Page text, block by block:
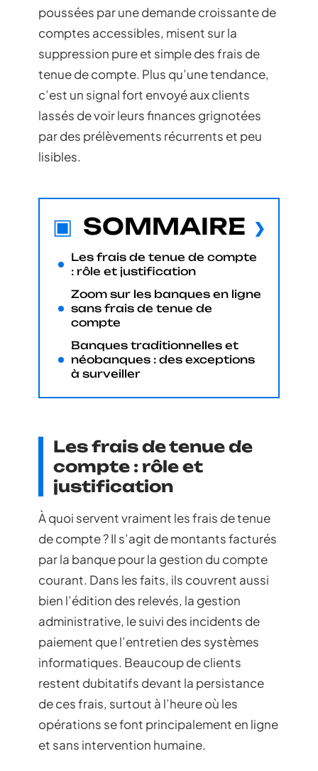
poussées par une demande croissante de
comptes accessibles, misent sur la
suppression pure et simple des frais de
tenue de compte. Plus qu’une tendance,
c’est un signal fort envoyé aux clients
lassés de voir leurs finances grignotées
par des prélèvements récurrents et peu
lisibles.
SOMMAIRE
Les frais de tenue de compte
: rôle et justification
Zoom sur les banques en ligne
sans frais de tenue de
compte
Banques traditionnelles et
néobanques : des exceptions
à surveiller
Les frais de tenue de
compte : rôle et
justification
À quoi servent vraiment les frais de tenue
de compte ? Il s’agit de montants facturés
par la banque pour la gestion du compte
courant. Dans les faits, ils couvrent aussi
bien l’édition des relevés, la gestion
administrative, le suivi des incidents de
paiement que l’entretien des systèmes
informatiques. Beaucoup de clients
restent dubitatifs devant la persistance
de ces frais, surtout à l’heure où les
opérations se font principalement en ligne
et sans intervention humaine.